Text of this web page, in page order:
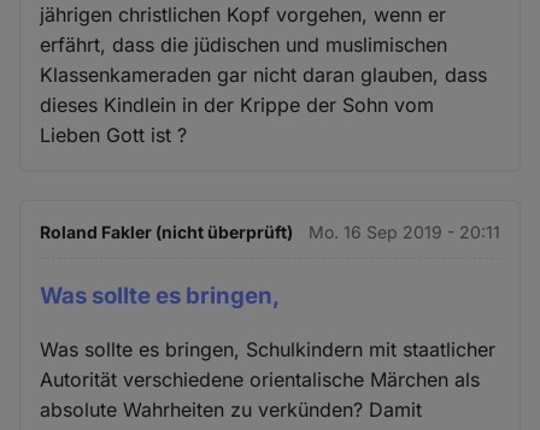
jährigen christlichen Kopf vorgehen, wenn er
erfährt, dass die jüdischen und muslimischen
Klassenkameraden gar nicht daran glauben, dass
dieses Kindlein in der Krippe der Sohn vom
Lieben Gott ist ?
Roland Fakler (nicht überprüft) Mo. 16 Sep 2019 - 20:11
Was sollte es bringen,
Was sollte es bringen, Schulkindern mit staatlicher
Autorität verschiedene orientalische Märchen als
absolute Wahrheiten zu verkünden? Damit